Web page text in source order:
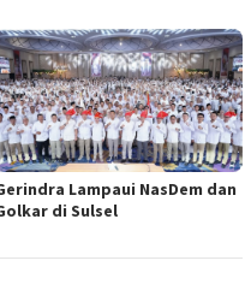
Lampaui NasDem dan
di Sulsel